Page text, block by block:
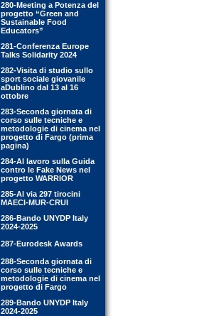
280-Meeting a Potenza del
progetto “Green and
Sustainable Food
Educators”
281-Conferenza Europe
Talks Solidarity 2024
282-Visita di studio sullo
sport sociale giovanile
aDublino dal 13 al 16
ottobre
283-Seconda giornata di
corso sulle tecniche e
metodologie di cinema nel
progetto di Fargo (prima
pagina)
284-Al lavoro sulla Guida
contro le Fake News nel
progetto WARRIOR
285-Al via 297 tirocini
MAECI-MUR-CRUI
286-Bando UNYDP Italy
2024-2025
287-Eurodesk Awards
288-Seconda giornata di
corso sulle tecniche e
metodologie di cinema nel
progetto di Fargo
289-Bando UNYDP Italy
2024-2025